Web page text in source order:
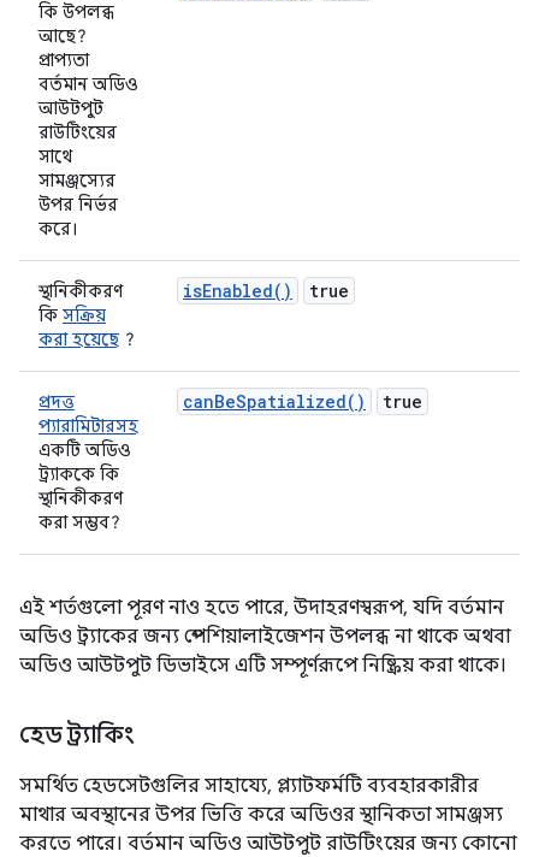
কি উপলব্ধ
আছে?
প্রাপ্যতা
বর্তমান অডিও
আউটপুট
রাউটিংয়ের
সাথে
সামঞ্জস্যের
উপর নির্ভর
করে।
স্থানিকীকরণ
কি সক্রিয়
করা হয়েছে ?
isEnabled() true
প্রদত্ত
প্যারামিটারসহ
একটি অডিও
ট্র্যাককে কি
স্থানিকীকরণ
করা সম্ভব?
canBeSpatialized() true
এই শর্তগুলো পূরণ নাও হতে পারে, উদাহরণস্বরূপ, যদি বর্তমান
অডিও ট্র্যাকের জন্য স্পেশিয়ালাইজেশন উপলব্ধ না থাকে অথবা
অডিও আউটপুট ডিভাইসে এটি সম্পূর্ণরূপে নিষ্ক্রিয় করা থাকে।
হেড ট্র্যাকিং
সমর্থিত হেডসেটগুলির সাহায্যে, প্ল্যাটফর্মটি ব্যবহারকারীর
মাথার অবস্থানের উপর ভিত্তি করে অডিওর স্থানিকতা সামঞ্জস্য
করতে পারে। বর্তমান অডিও আউটপুট রাউটিংয়ের জন্য কোনো